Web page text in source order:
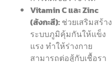
Vitamin C และ Zinc
(สังกะสี): ช่วยเสริมสร้าง
ระบบภูมิคุ้มกันให้แข็ง
แรง ทำให้ร่างกาย
สามารถต่อสู้กับเชื้อรา